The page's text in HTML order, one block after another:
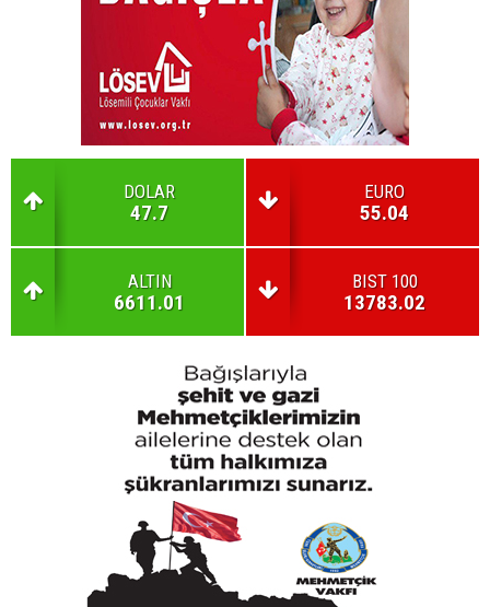
DOLAR
47.7
EURO
55.04
ALTIN
6611.01
BIST 100
13783.02